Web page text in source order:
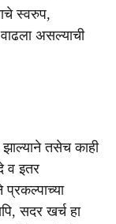
स्वरुप,
असल्याची
तसेच काही
व इतर
प्रकल्पाच्या
सदर खर्च हा